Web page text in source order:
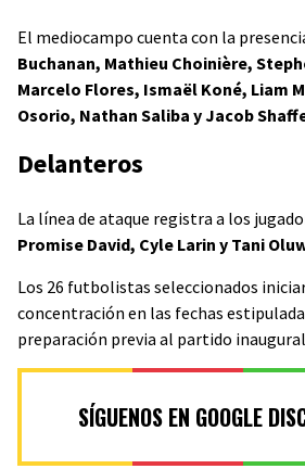
El mediocampo cuenta con la
Buchanan, Mathieu Choinière,
Marcelo Flores, Ismaël Koné, Liam
Osorio, Nathan Saliba y Jacob
Delanteros
La línea de ataque registra a los
Promise David, Cyle Larin y Tani
Los 26 futbolistas seleccionados
concentración en las fechas
preparación previa al partido
SÍGUENOS EN GOOGLE